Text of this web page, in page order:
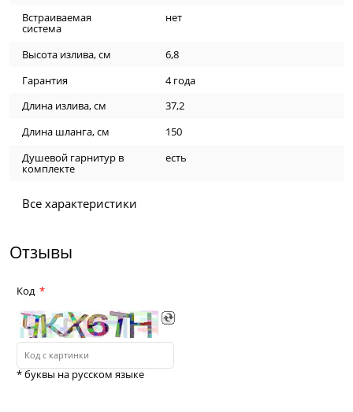
Встраиваемая
система
нет
Высота излива, см
6,8
Гарантия
4 года
Длина излива, см
37,2
Длина шланга, см
150
Душевой гарнитур в
комплекте
есть
Все характеристики
Отзывы
Код
* буквы на русском языке